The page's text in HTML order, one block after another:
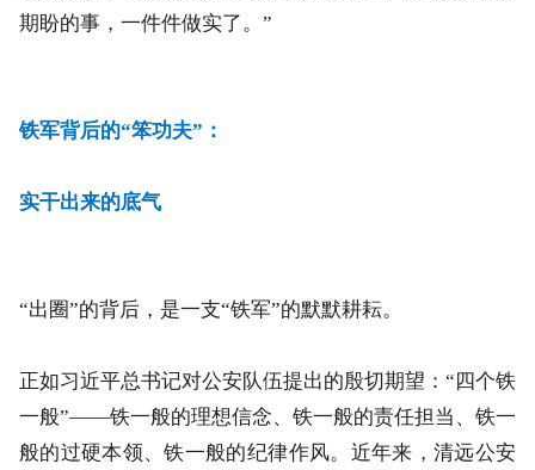
期盼的事，一件件做实了。”
铁军背后的“笨功夫”：
实干出来的底气
“出圈”的背后，是一支“铁军”的默默耕耘。
正如习近平总书记对公安队伍提出的殷切期望：“四个铁
一般”——铁一般的理想信念、铁一般的责任担当、铁一
般的过硬本领、铁一般的纪律作风。近年来，清远公安